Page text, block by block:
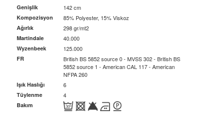
Genişlik 142 cm
Kompozisyon 85% Polyester, 15% Viskoz
Ağırlık 298 gr/mt2
Martindale 40.000
Wyzenbeek 125.000
FR
British BS 5852 source 0 - MVSS 302 - British BS
5852 source 1 - American CAL 117 - American
NFPA 260
Işık Haslığı 6
Tüylenme 4
Bakım